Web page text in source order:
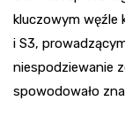
kluczowym węźle
i S3,
niespodziewanie
spowodowało